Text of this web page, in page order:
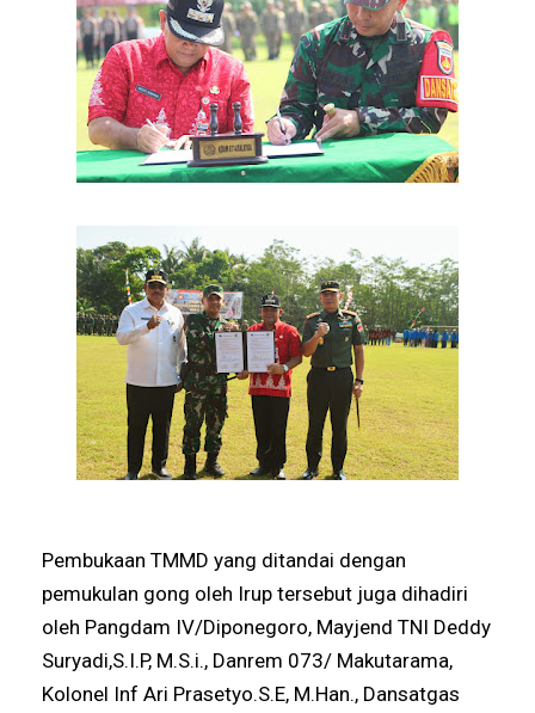
Pembukaan TMMD yang ditandai dengan
pemukulan gong oleh Irup tersebut juga dihadiri
oleh Pangdam IV/Diponegoro, Mayjend TNI Deddy
Suryadi,S.I.P, M.S.i., Danrem 073/ Makutarama,
Kolonel Inf Ari Prasetyo.S.E, M.Han., Dansatgas